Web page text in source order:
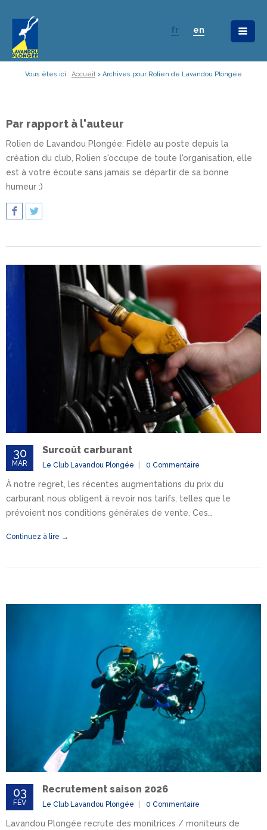
fr en
Vous êtes ici : Accueil> Archives pour Rolien de Lavandou Plongée
Par rapport à l'auteur
Rolien de Lavandou Plongée: Fidèle au poste depuis la
création du club, Rolien s'occupe de toute l'organisation, elle
est à votre écoute sans jamais se départir de sa bonne
humeur :)
30
MAR
Surcoût carburant
Le Club Lavandou Plongée 0 Commentaire
À notre regret, les récentes augmentations du prix du
carburant nous obligent à revoir nos tarifs, telles que le
prévoient nos conditions générales de vente. Ces…
Continuez à lire →
03
FÉV
Recrutement saison 2026
Le Club Lavandou Plongée 0 Commentaire
Lavandou Plongée recrute des monitrices / moniteurs de